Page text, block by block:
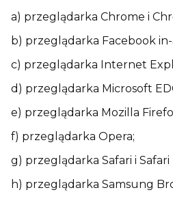
a) przeglądarka Chrome i
b) przeglądarka Facebook
c) przeglądarka Internet
d) przeglądarka Microsoft
e) przeglądarka Mozilla
f) przeglądarka Opera;
g) przeglądarka Safari i Safari
h) przeglądarka Samsung